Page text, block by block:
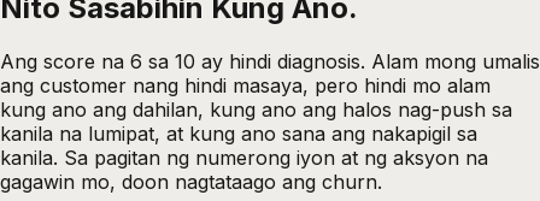
Nito Sasabihin Kung Ano.
Ang score na 6 sa 10 ay hindi diagnosis. Alam mong umalis
ang customer nang hindi masaya, pero hindi mo alam
kung ano ang dahilan, kung ano ang halos nag-push sa
kanila na lumipat, at kung ano sana ang nakapigil sa
kanila. Sa pagitan ng numerong iyon at ng aksyon na
gagawin mo, doon nagtataago ang churn.